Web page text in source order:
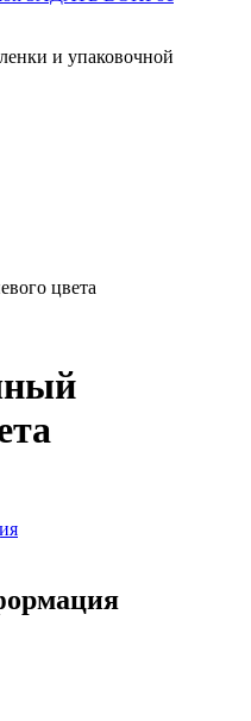
и упаковочной
цвета